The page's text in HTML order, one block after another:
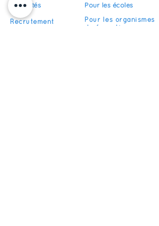
Actualités
Recrutement
Pour les écoles
Pour les organismes